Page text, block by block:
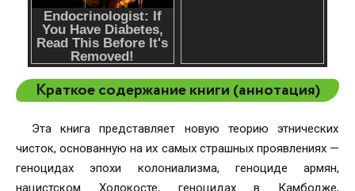
Краткое содержание книги (аннотация)
Эта книга представляет новую теорию этнических
чисток, основанную на их самых страшных проявлениях —
геноцидах эпохи колониализма, геноциде армян,
нацистском Холокосте, геноцидах в Камбодже,